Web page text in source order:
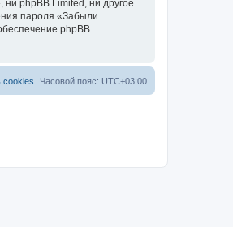
ни phpBB Limited, ни другое
пароля «Забыли
phpBB
Часовой пояс: UTC+03:00
cookies